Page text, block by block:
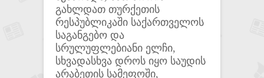
გახლდათ თურქეთის
რესპუბლიკაში საქართველოს
საგანგებო და
სრულუფლებიანი ელჩი,
სხვადასხვა დროს იყო საუდის
არაბეთის სამეფოში,